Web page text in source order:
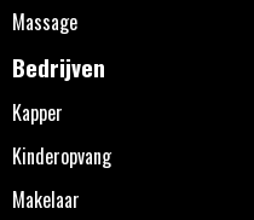
Massage
Bedrijven
Kapper
Kinderopvang
Makelaar